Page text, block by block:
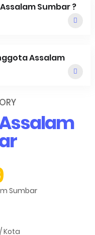
Sumbar ?
Assalam
Sumbar
Kota